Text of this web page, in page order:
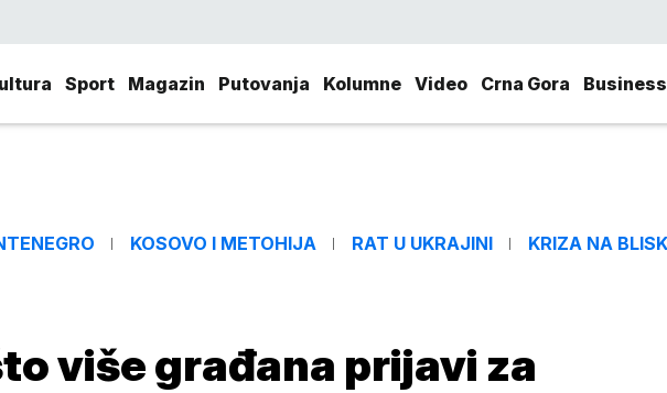
Sport Magazin Putovanja Kolumne Video Crna Gora
KOSOVO I METOHIJA RAT U UKRAJINI KRIZA NA
više građana prijavi za